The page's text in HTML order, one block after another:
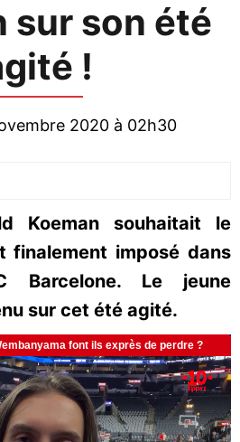
sur son été
!
2020 à 02h30
Koeman souhaitait le
finalement imposé dans
Barcelone. Le jeune
sur cet été agité.